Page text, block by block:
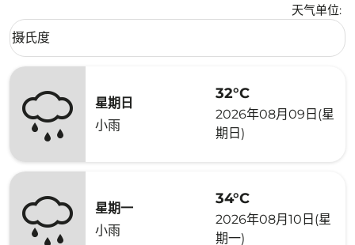
天气单位:
Weather unit option 摄氏度 Selected
摄氏度
keyboard_arrow_down
星期日
小雨
32°C
2026年08月09日(星
期日)
星期一
小雨
34°C
2026年08月10日(星
期一)